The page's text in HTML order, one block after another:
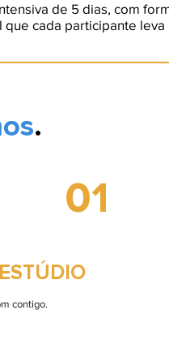
de 5 dias, com
cada participante leva
.
01
contigo.